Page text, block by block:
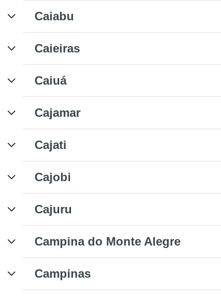
Caiabu
Caieiras
Caiuá
Cajamar
Cajati
Cajobi
Cajuru
Campina do Monte Alegre
Campinas